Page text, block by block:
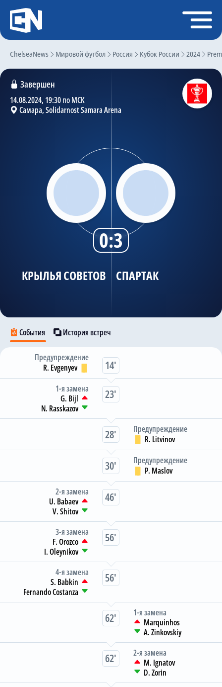
ChelseaNews Мировой футбол Россия Кубок России 2024
КРЫЛЬЯ СОВЕТОВ СПАРТАК
Завершен
14.08.2024, 19:30 по МСК
Самара, Solidarnost Samara Arena
0:3
События История встреч
Предупреждение
R. Evgenyev
14
1-я замена
G. Bijl
N. Rasskazov
23
28
Предупреждение
R. Litvinov
30
Предупреждение
P. Maslov
2-я замена
U. Babaev
V. Shitov
46
3-я замена
F. Orozco
I. Oleynikov
56
4-я замена
S. Babkin
Fernando Costanza
56
62
1-я замена
Marquinhos
A. Zinkovskiy
62
2-я замена
M. Ignatov
D. Zorin
Регистрация
Главная
Чат
Трансферы
Статистика
Календарь игр
Состав команды
Поиск по сайту
О сайте